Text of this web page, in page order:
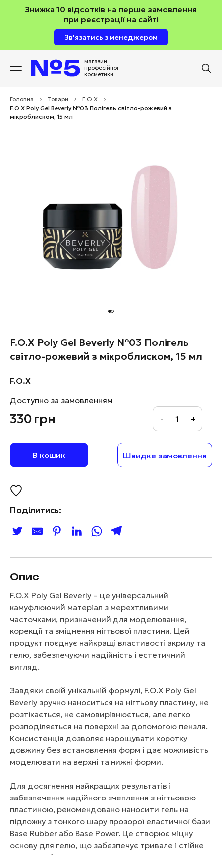
Знижка 10 відсотків на перше замовлення
при реєстрації на сайті
Зв'язатись з менеджером
магазин
професійної
косметики
Головна > Товари > F.O.X
>
F.O.X Poly Gel Beverly №03 Полігель світло-рожевий з
мікроблиском, 15 мл
F.O.X Poly Gel Beverly №03 Полігель
світло-рожевий з мікроблиском, 15 мл
F.O.X
Доступно за замовленням
330грн
В кошик Швидке замовлення
Поділитись:
Опис
F.O.X Poly Gel Beverly – це універсальний
камуфлюючий матеріал з мерехтливими
часточками, призначений для моделювання,
корекції та зміцнення нігтьової пластини. Цей
продукт поєднує найкращі властивості акрилу та
гелю, забезпечуючи надійність і естетичний
вигляд.
Завдяки своїй унікальній формулі, F.O.X Poly Gel
Beverly зручно наноситься на нігтьову пластину, не
розтікається, не самовирівнюється, але легко
розподіляється на поверхні за допомогою пензля.
Консистенція дозволяє нарощувати коротку
довжину без встановлення форм і дає можливість
моделювати на верхні та нижні форми.
Для досягнення найкращих результатів і
забезпечення надійного зчеплення з нігтьовою
пластиною, рекомендовано наносити гель на
підложку з тонкого шару прозорої еластичної бази
Base Rubber або Base Power. Це створює міцну
основу для гелю, що забезпечує тривале і стійке